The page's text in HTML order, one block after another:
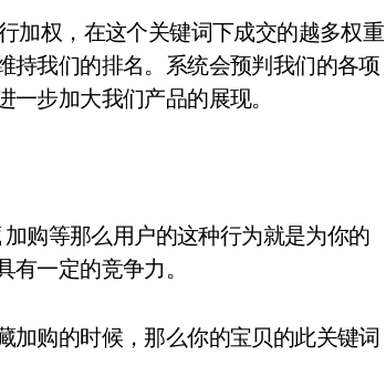
加权，在这个关键词下成交的越多权重
持我们的排名。系统会预判我们的各项
步加大我们产品的展现。
购等那么用户的这种行为就是为你的
一定的竞争力。
加购的时候，那么你的宝贝的此关键词